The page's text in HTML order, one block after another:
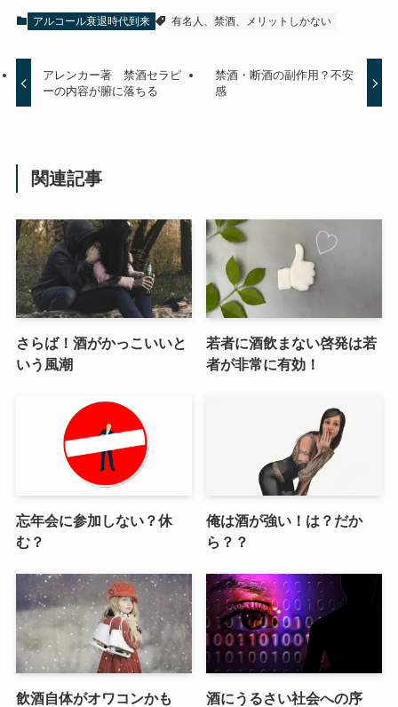
アルコール衰退時代到来 有名人、禁酒、メリットしかない
アレンカー著 禁酒セラピ
ーの内容が腑に落ちる
禁酒・断酒の副作用？不安
感
関連記事
さらば！酒がかっこいいと
いう風潮
若者に酒飲まない啓発は若
者が非常に有効！
忘年会に参加しない？休
む？
俺は酒が強い！は？だか
ら？？
飲酒自体がオワコンかも
酒にうるさい社会への序